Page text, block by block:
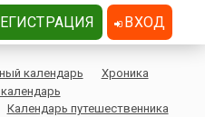
календарь
Хроника
Календарь путешественника
ВХОД